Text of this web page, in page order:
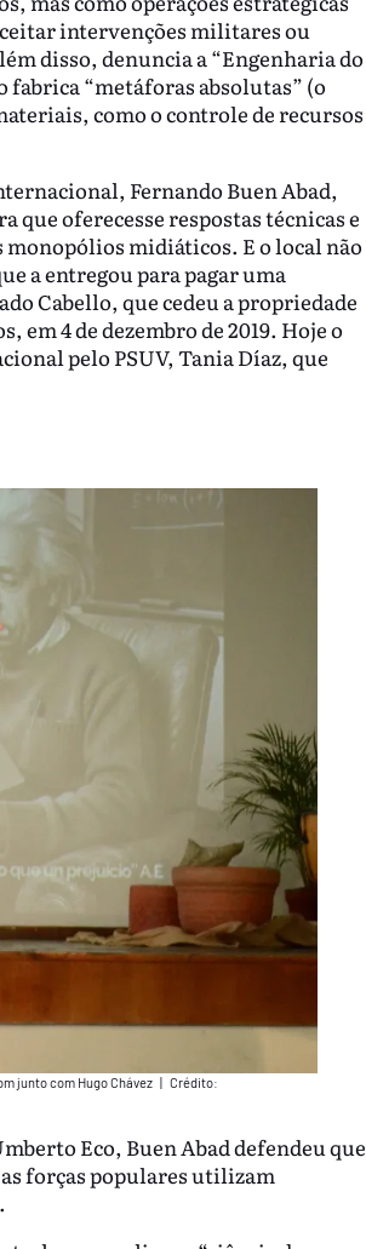
intervenções militares ou
disso, denuncia a “Engenharia do
“metáforas absolutas” (o
como o controle de recursos
Fernando Buen Abad,
que oferecesse respostas técnicas e
midiáticos. E o local não
a entregou para pagar uma
Cabello, que cedeu a propriedade
4 de dezembro de 2019. Hoje o
pelo PSUV, Tania Díaz, que
junto com Hugo Chávez | Crédito:
Eco, Buen Abad defendeu que
forças populares utilizam